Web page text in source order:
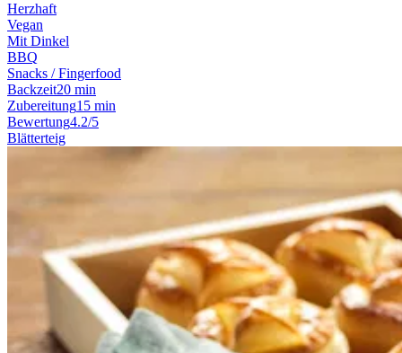
Herzhaft
Vegan
Mit Dinkel
BBQ
Snacks / Fingerfood
Backzeit20 min
Zubereitung15 min
Bewertung4.2/5
Blätterteig